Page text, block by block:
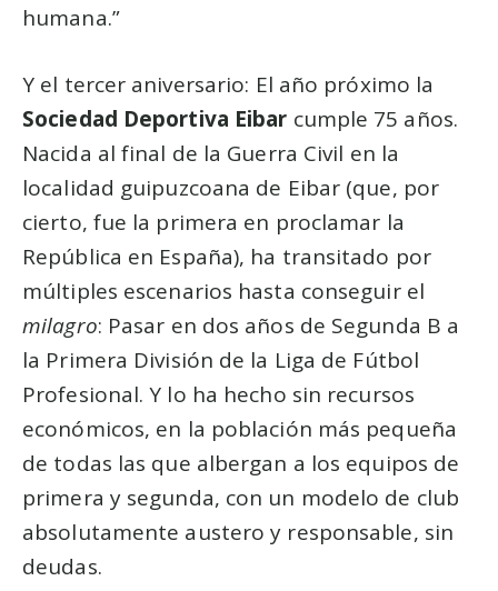
humana.”
Y el tercer aniversario: El año próximo la
Sociedad Deportiva Eibar cumple 75 años.
Nacida al final de la Guerra Civil en la
localidad guipuzcoana de Eibar (que, por
cierto, fue la primera en proclamar la
República en España), ha transitado por
múltiples escenarios hasta conseguir el
milagro: Pasar en dos años de Segunda B a
la Primera División de la Liga de Fútbol
Profesional. Y lo ha hecho sin recursos
económicos, en la población más pequeña
de todas las que albergan a los equipos de
primera y segunda, con un modelo de club
absolutamente austero y responsable, sin
deudas.